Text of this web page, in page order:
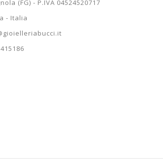
(FG) - P.IVA 04524520717
- Italia